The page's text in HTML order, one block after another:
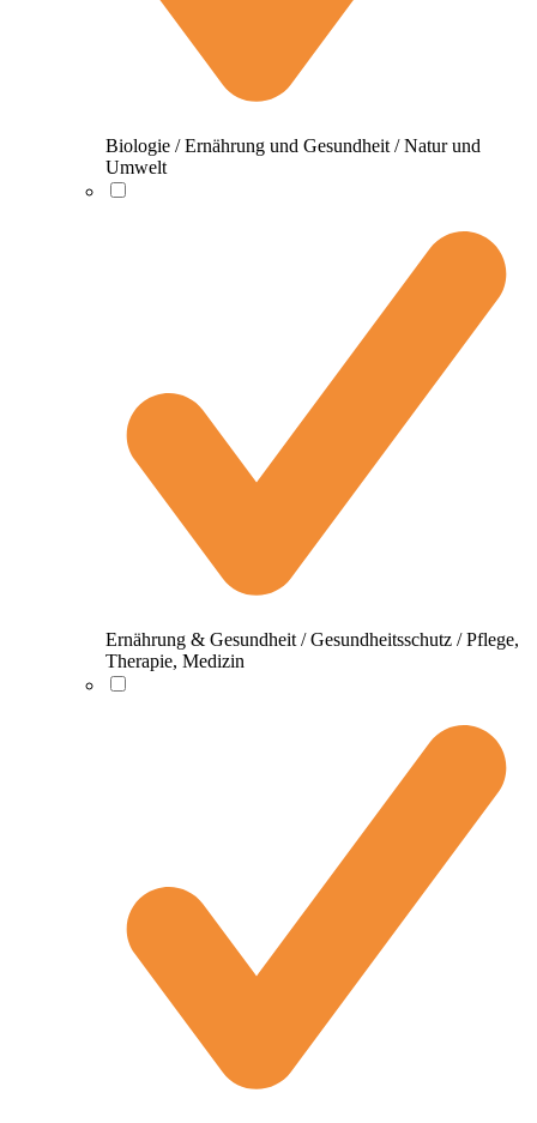
Biologie / Ernährung und Gesundheit / Natur und
Umwelt
Ernährung & Gesundheit / Gesundheitsschutz / Pflege,
Therapie, Medizin